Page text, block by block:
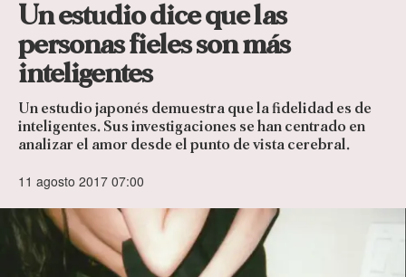
Un estudio dice que las
personas fieles son más
inteligentes
Un estudio japonés demuestra que la fidelidad es de
inteligentes. Sus investigaciones se han centrado en
analizar el amor desde el punto de vista cerebral.
11 agosto 2017 07:00